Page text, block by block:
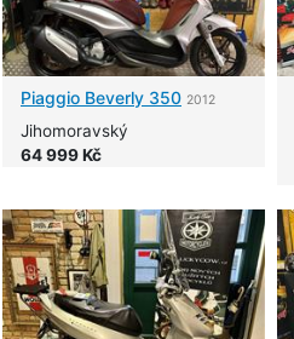
Piaggio Beverly 350 2012
Jihomoravský
64 999 Kč